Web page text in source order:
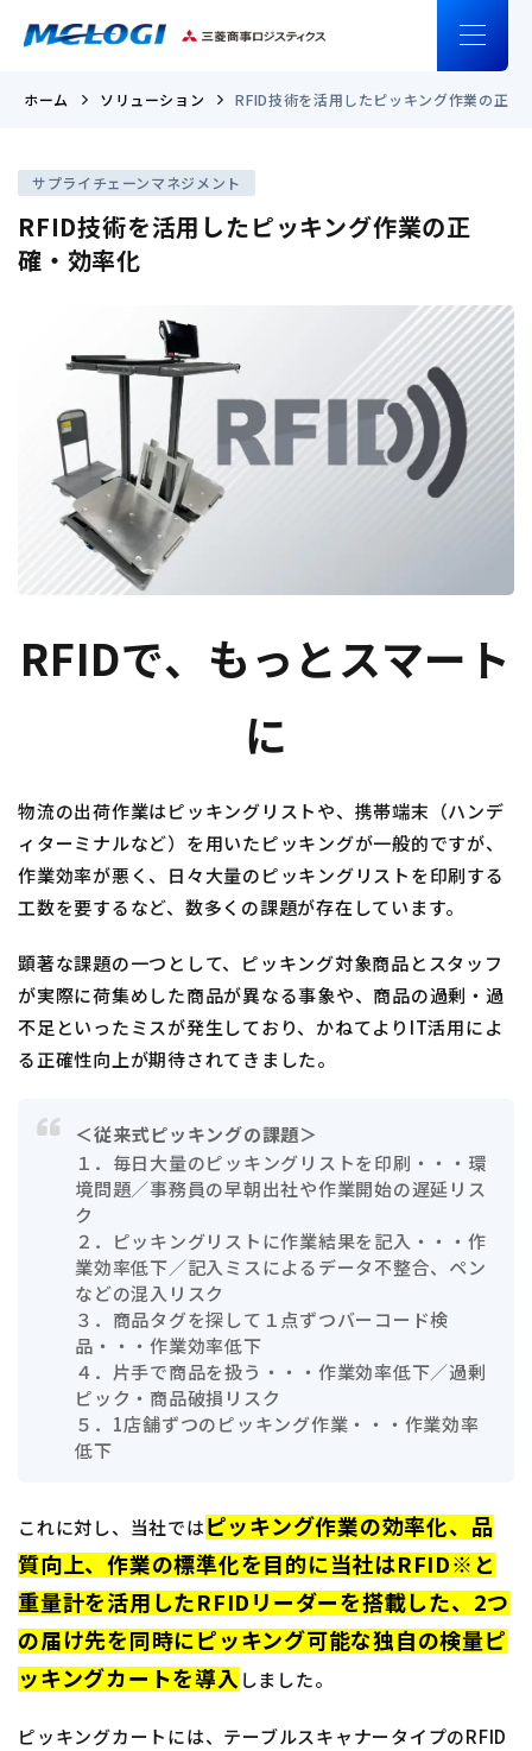
ホーム ソリューション RFID技術を活用したピッキング作業の正確
サプライチェーンマネジメント
RFID技術を活用したピッキング作業の正
確・効率化
RFIDで、もっとスマート
に
物流の出荷作業はピッキングリストや、携帯端末（ハンデ
ィターミナルなど）を用いたピッキングが一般的ですが、
作業効率が悪く、日々大量のピッキングリストを印刷する
工数を要するなど、数多くの課題が存在しています。
顕著な課題の一つとして、ピッキング対象商品とスタッフ
が実際に荷集めした商品が異なる事象や、商品の過剰・過
不足といったミスが発生しており、かねてよりIT活用によ
る正確性向上が期待されてきました。
＜従来式ピッキングの課題＞
１．毎日大量のピッキングリストを印刷・・・環
境問題／事務員の早朝出社や作業開始の遅延リス
ク
２．ピッキングリストに作業結果を記入・・・作
業効率低下／記入ミスによるデータ不整合、ペン
などの混入リスク
３．商品タグを探して１点ずつバーコード検
品・・・作業効率低下
４．片手で商品を扱う・・・作業効率低下／過剰
ピック・商品破損リスク
５．1店舗ずつのピッキング作業・・・作業効率
低下
これに対し、当社ではピッキング作業の効率化、品
質向上、作業の標準化を目的に当社はRFID※と
重量計を活用したRFIDリーダーを搭載した、2つ
の届け先を同時にピッキング可能な独自の検量ピ
ッキングカートを導入しました。
ピッキングカートには、テーブルスキャナータイプのRFID